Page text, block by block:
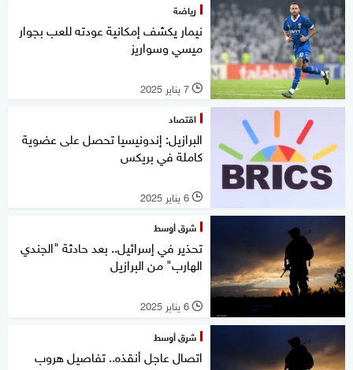
رياضة
نيمار يكشف إمكانية عودته للعب بجوار
ميسي وسواريز
l 7 يناير 2025
اقتصاد
البرازيل: إندونيسيا تحصل على عضوية
كاملة في بريكس
l 6 يناير 2025
شرق أوسط
تحذير في إسرائيل.. بعد حادثة "الجندي
الهارب" من البرازيل
l 6 يناير 2025
شرق أوسط
اتصال عاجل أنقذه.. تفاصيل هروب